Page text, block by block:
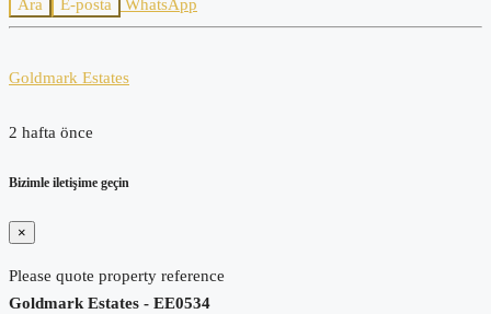
Ara E-posta WhatsApp
Goldmark Estates
2 hafta önce
Bizimle iletişime geçin
×
Please quote property reference
Goldmark Estates - EE0534